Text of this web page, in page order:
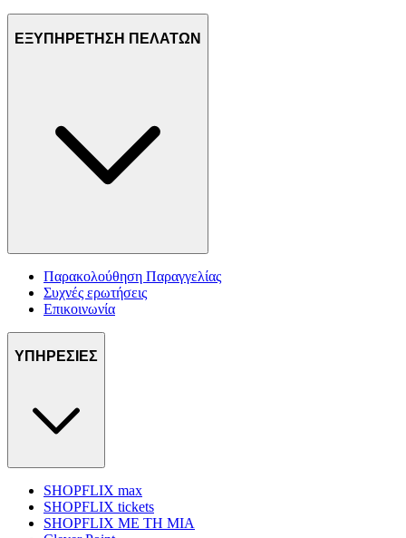
ΕΞΥΠΗΡΕΤΗΣΗ ΠΕΛΑΤΩΝ
Παρακολούθηση Παραγγελίας
Συχνές ερωτήσεις
Επικοινωνία
ΥΠΗΡΕΣΙΕΣ
SHOPFLIX max
SHOPFLIX tickets
SHOPFLIX ΜΕ ΤΗ ΜΙΑ